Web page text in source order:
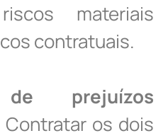
materiais
contratuais.
de prejuízos
Contratar os dois